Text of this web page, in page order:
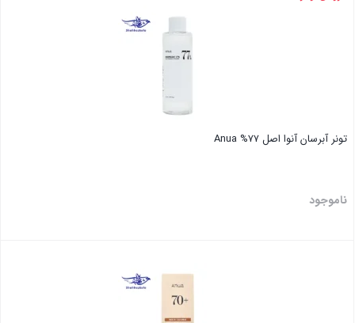
تونر آبرسان آنوا اصل ۷۷% Anua
ناموجود